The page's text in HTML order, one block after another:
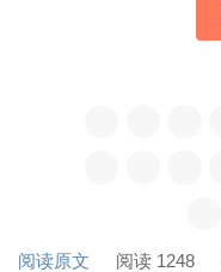
阅读原文 阅读 1248